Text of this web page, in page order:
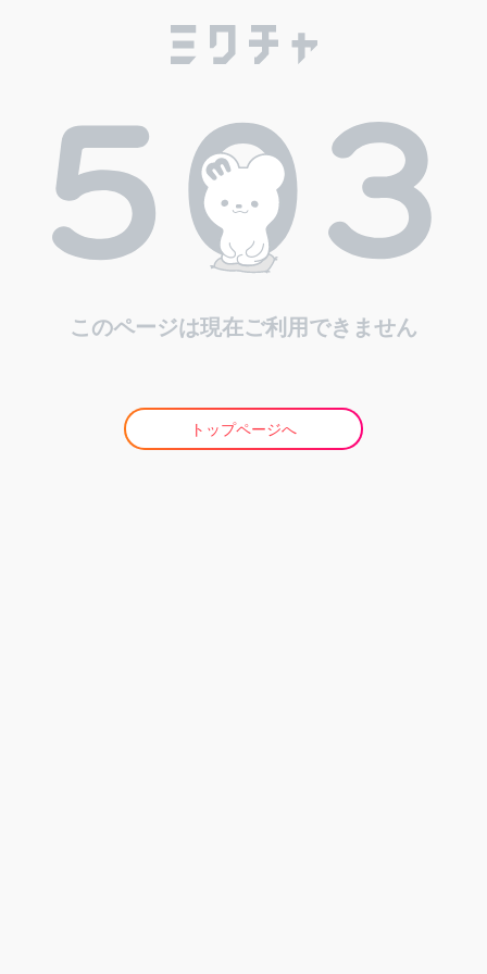
このページは現在ご利用できません